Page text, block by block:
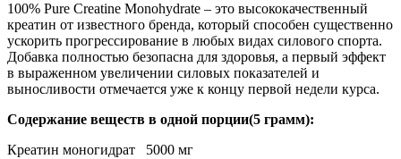
100% Pure Creatine Monohydrate – это высококачественный
креатин от известного бренда, который способен существенно
ускорить прогрессирование в любых видах силового спорта.
Добавка полностью безопасна для здоровья, а первый эффект
в выраженном увеличении силовых показателей и
выносливости отмечается уже к концу первой недели курса.
Содержание веществ в одной порции(5 грамм):
Креатин моногидрат 5000 мг